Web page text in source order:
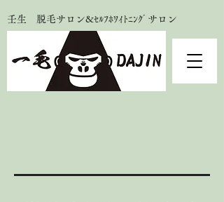
壬生 脱毛サロン&ｾﾙﾌﾎﾜｲﾄﾆﾝｸﾞサロン